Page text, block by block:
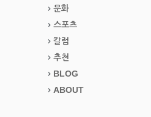
문화
스포츠
칼럼
추천
BLOG
ABOUT